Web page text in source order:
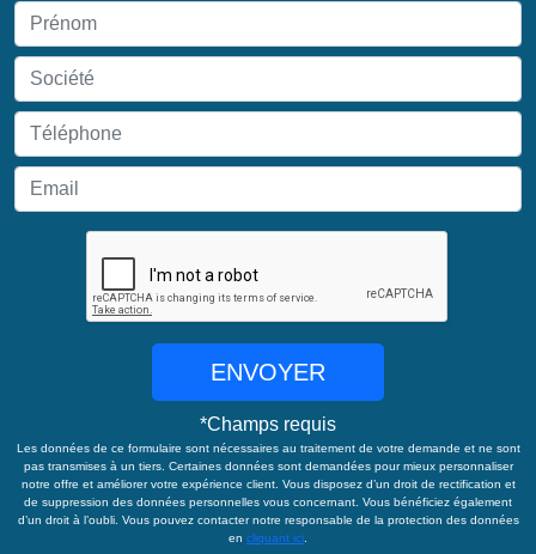
ENVOYER
*Champs requis
Les données de ce formulaire sont nécessaires au traitement de votre demande et ne sont
pas transmises à un tiers. Certaines données sont demandées pour mieux personnaliser
notre offre et améliorer votre expérience client. Vous disposez d’un droit de rectification et
de suppression des données personnelles vous concernant. Vous bénéficiez également
d’un droit à l’oubli. Vous pouvez contacter notre responsable de la protection des données
en cliquant ici